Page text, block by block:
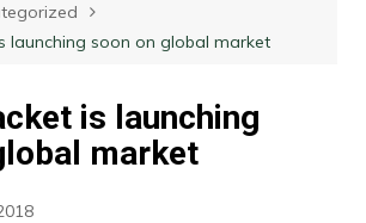
launching soon on global market
is launching
market